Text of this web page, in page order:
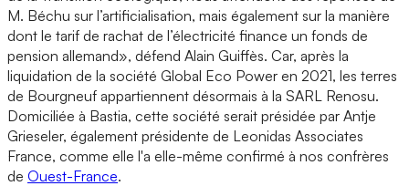
M. Béchu sur l’artificialisation, mais également sur la manière
dont le tarif de rachat de l’électricité finance un fonds de
pension allemand», défend Alain Guiffès. Car, après la
liquidation de la société Global Eco Power en 2021, les terres
de Bourgneuf appartiennent désormais à la SARL Renosu.
Domiciliée à Bastia, cette société serait présidée par Antje
Grieseler, également présidente de Leonidas Associates
France, comme elle l'a elle-même confirmé à nos confrères
de Ouest-France.